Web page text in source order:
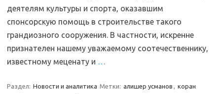
деятелям культуры и спорта, оказавшим
спонсорскую помощь в строительстве такого
грандиозного сооружения. В частности, искренне
признателен нашему уважаемому соотечественнику,
известному меценату и …
Раздел: Новости и аналитика Метки: алишер усманов , коран